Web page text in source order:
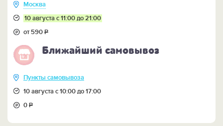
Москва
10 августа с 11:00 до 21:00
от 590Р
Ближайший самовывоз
Пункты самовывоза
10 августа с 10:00 до 17:00
0Р